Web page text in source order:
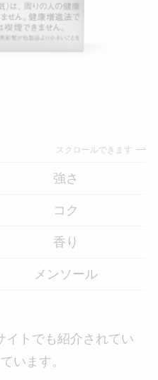
スクロールできます
強さ
コク
香り
メンソール
イトでも紹介されてい
います。